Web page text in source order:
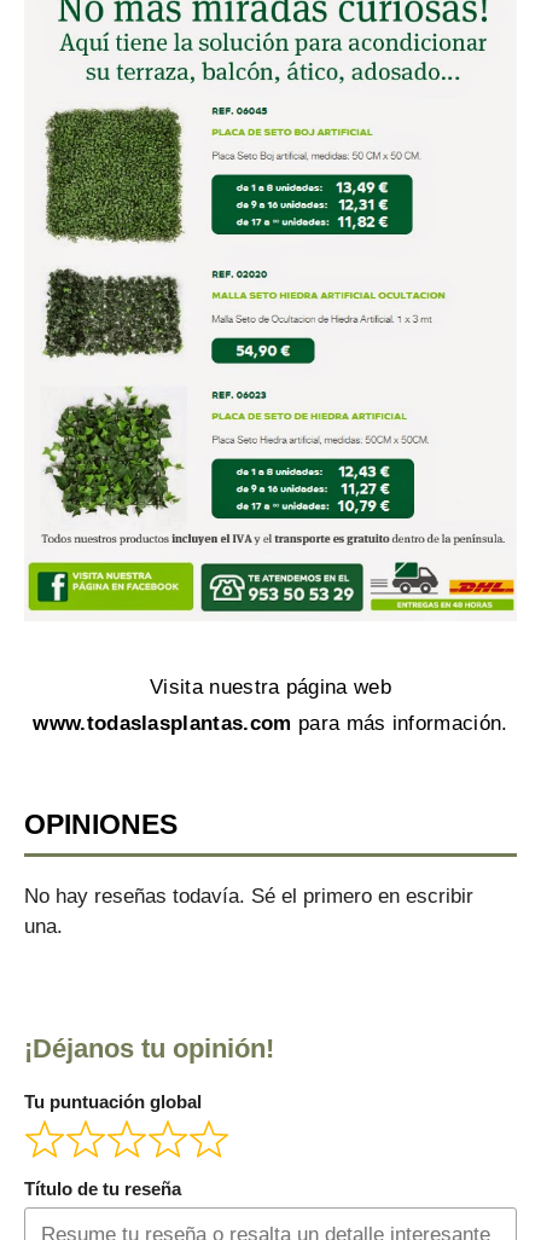
Visita nuestra página web
www.todaslasplantas.com para más información.
OPINIONES
No hay reseñas todavía. Sé el primero en escribir
una.
¡Déjanos tu opinión!
Tu puntuación global
Título de tu reseña